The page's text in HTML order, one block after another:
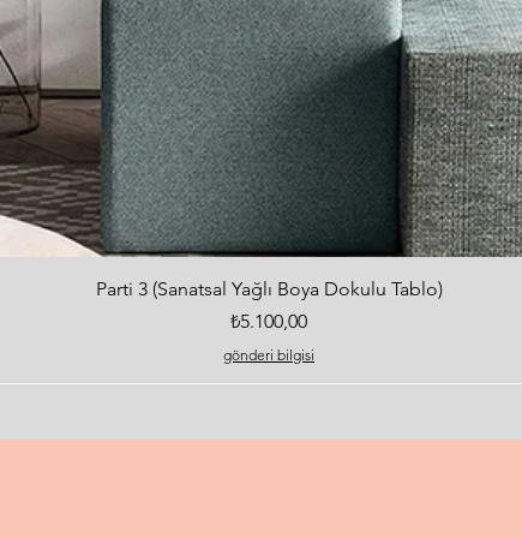
Hızlı Bakış
Parti 3 (Sanatsal Yağlı Boya Dokulu Tablo)
Fiyat
₺5.100,00
gönderi bilgisi